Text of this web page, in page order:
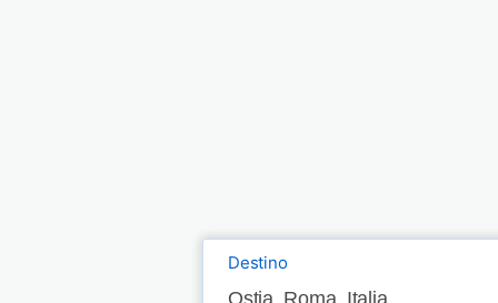
Destino